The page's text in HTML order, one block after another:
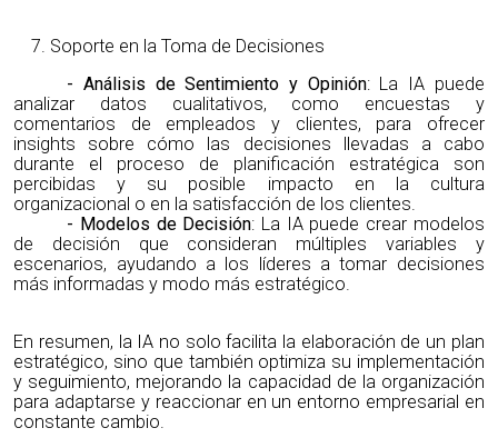
Soporte en la Toma de Decisiones
- Análisis de Sentimiento y Opinión: La IA puede
analizar datos cualitativos, como encuestas y
comentarios de empleados y clientes, para ofrecer
insights sobre cómo las decisiones llevadas a cabo
durante el proceso de planificación estratégica son
percibidas y su posible impacto en la cultura
organizacional o en la satisfacción de los clientes.
- Modelos de Decisión: La IA puede crear modelos
de decisión que consideran múltiples variables y
escenarios, ayudando a los líderes a tomar decisiones
más informadas y modo más estratégico.
En resumen, la IA no solo facilita la elaboración de un plan
estratégico, sino que también optimiza su implementación
y seguimiento, mejorando la capacidad de la organización
para adaptarse y reaccionar en un entorno empresarial en
constante cambio.